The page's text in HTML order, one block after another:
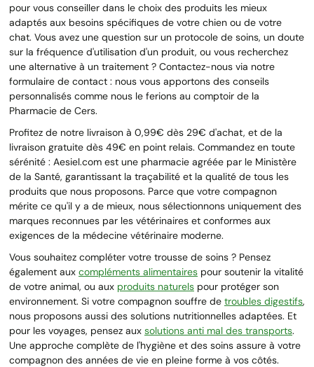
pour vous conseiller dans le choix des produits les mieux
adaptés aux besoins spécifiques de votre chien ou de votre
chat. Vous avez une question sur un protocole de soins, un doute
sur la fréquence d'utilisation d'un produit, ou vous recherchez
une alternative à un traitement ? Contactez-nous via notre
formulaire de contact : nous vous apportons des conseils
personnalisés comme nous le ferions au comptoir de la
Pharmacie de Cers.
Profitez de notre livraison à 0,99€ dès 29€ d'achat, et de la
livraison gratuite dès 49€ en point relais. Commandez en toute
sérénité : Aesiel.com est une pharmacie agréée par le Ministère
de la Santé, garantissant la traçabilité et la qualité de tous les
produits que nous proposons. Parce que votre compagnon
mérite ce qu'il y a de mieux, nous sélectionnons uniquement des
marques reconnues par les vétérinaires et conformes aux
exigences de la médecine vétérinaire moderne.
Vous souhaitez compléter votre trousse de soins ? Pensez
également aux compléments alimentaires pour soutenir la vitalité
de votre animal, ou aux produits naturels pour protéger son
environnement. Si votre compagnon souffre de troubles digestifs,
nous proposons aussi des solutions nutritionnelles adaptées. Et
pour les voyages, pensez aux solutions anti mal des transports.
Une approche complète de l'hygiène et des soins assure à votre
compagnon des années de vie en pleine forme à vos côtés.